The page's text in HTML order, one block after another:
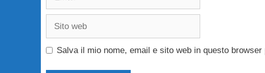
Salva il mio nome, email e sito web in questo